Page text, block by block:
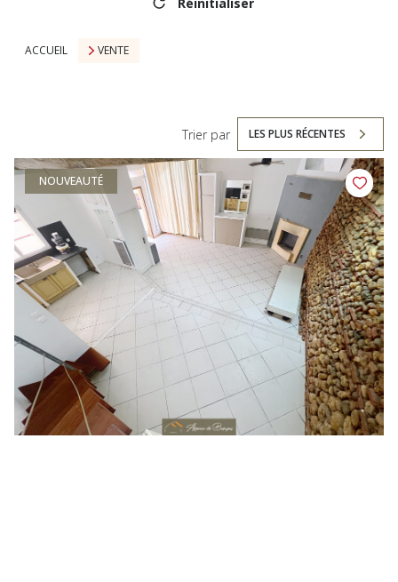
ACCUEIL VENTE
Trier par LES PLUS RÉCENTES
NOUVEAUTÉ